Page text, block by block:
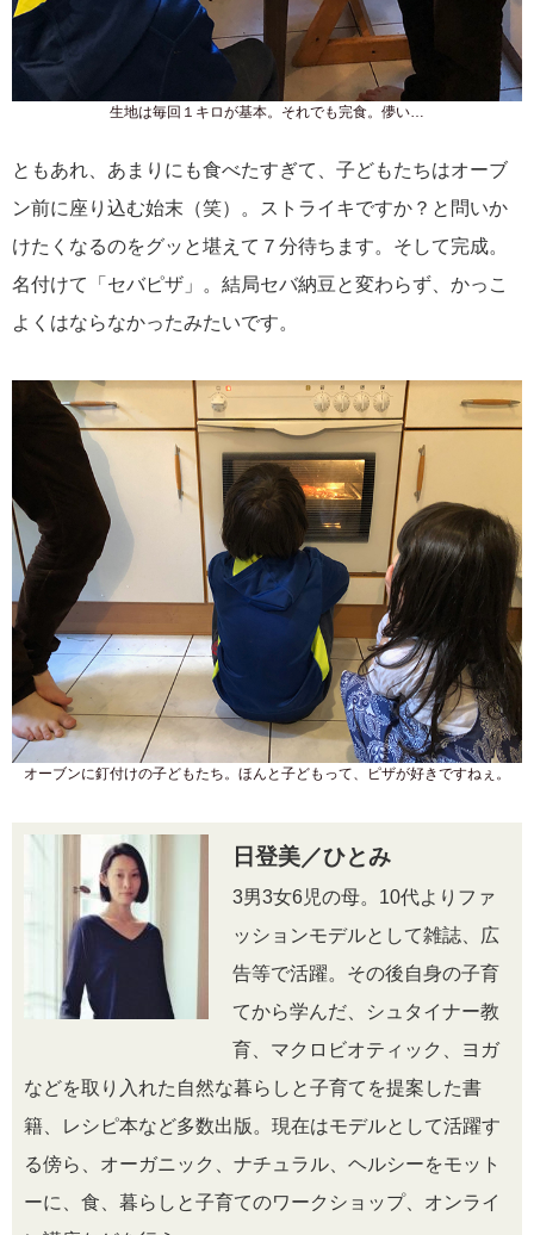
生地は毎回１キロが基本。それでも完食。儚い…
ともあれ、あまりにも食べたすぎて、子どもたちはオーブ
ン前に座り込む始末（笑）。ストライキですか？と問いか
けたくなるのをグッと堪えて７分待ちます。そして完成。
名付けて「セバピザ」。結局セバ納豆と変わらず、かっこ
よくはならなかったみたいです。
オーブンに釘付けの子どもたち。ほんと子どもって、ピザが好きですねぇ。
日登美／ひとみ
3男3女6児の母。10代よりファ
ッションモデルとして雑誌、広
告等で活躍。その後自身の子育
てから学んだ、シュタイナー教
育、マクロビオティック、ヨガ
などを取り入れた自然な暮らしと子育てを提案した書
籍、レシピ本など多数出版。現在はモデルとして活躍す
る傍ら、オーガニック、ナチュラル、ヘルシーをモット
ーに、食、暮らしと子育てのワークショップ、オンライ